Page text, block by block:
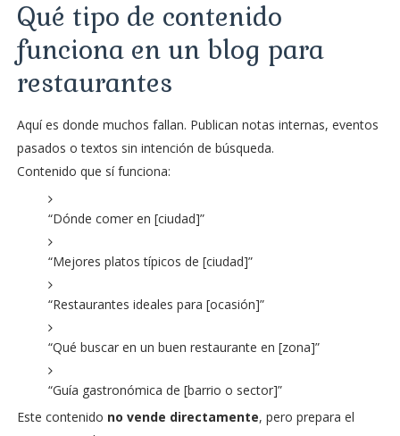
Qué tipo de contenido
funciona en un blog para
restaurantes
Aquí es donde muchos fallan. Publican notas internas, eventos
pasados o textos sin intención de búsqueda.
Contenido que sí funciona:
“Dónde comer en [ciudad]”
“Mejores platos típicos de [ciudad]”
“Restaurantes ideales para [ocasión]”
“Qué buscar en un buen restaurante en [zona]”
“Guía gastronómica de [barrio o sector]”
Este contenido no vende directamente, pero prepara el